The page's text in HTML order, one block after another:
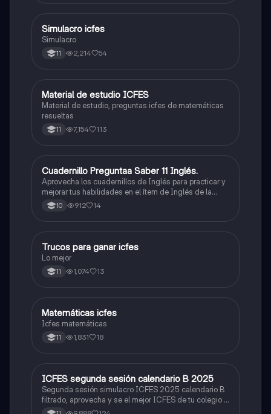
ICFES: Lectura Crítica
Simulacro icfes
Simulacro
11 2,214 54
ICFES: Matemáticas
Material de estudio ICFES
Material de estudio, preguntas icfes de matemáticas
resueltas
11 7,154 113
ICFES: Inglés
Cuadernillo Preguntaa Saber 11 Inglés.
Aprovecha los cuadernillos de Inglés para practicar y
mejorar tus habilidades en el ítem de Inglés de la
Prueba Saber 11. 🫡
10 912 14
Química
Trucos para ganar icfes
Lo mejor
11 1,074 13
ICFES: Matemáticas
Matemáticas icfes
Icfes matemáticas
11 1,831 18
ICFES: Lectura Crítica
ICFES segunda sesión calendario B 2025
Segunda sesión simulacro ICFES 2025 calendario B
filtrado, aprovecha y se el mejor ICFES de tu colegio y
poder ingresar a universidad, y estudiar aquella